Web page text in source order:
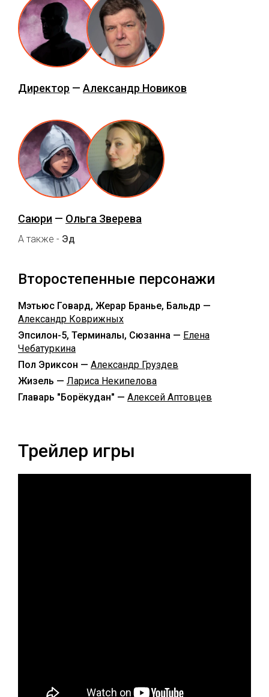
Директор — Александр Новиков
Саюри — Ольга Зверева
А также - Эд
Второстепенные персонажи
Мэтьюс Говард, Жерар Бранье, Бальдр —
Александр Коврижных
Эпсилон-5, Терминалы, Сюзанна — Елена
Чебатуркина
Пол Эриксон — Александр Груздев
Жизель — Лариса Некипелова
Главарь "Борёкудан" — Алексей Аптовцев
Трейлер игры